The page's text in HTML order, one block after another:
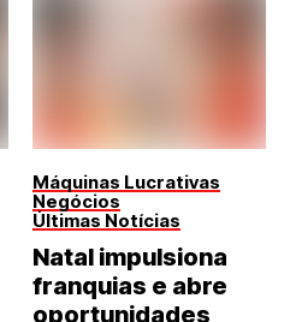
Máquinas Lucrativas
Negócios
Últimas Notícias
Natal impulsiona
franquias e abre
oportunidades